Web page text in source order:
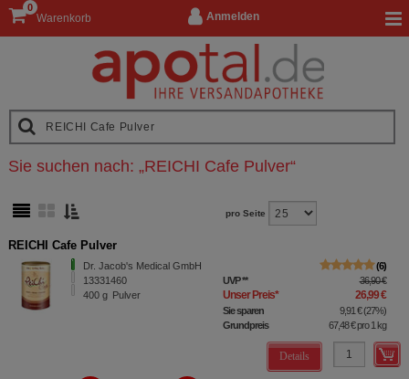
Anmelden
Warenkorb
0
Sie suchen nach: „REICHI Cafe Pulver“
pro Seite
REICHI Cafe Pulver
Dr. Jacob's Medical GmbH
13331460
400 g Pulver
6
UVP** 36,90 €
Unser Preis* 26,99 €
Sie sparen 9,91 €(27%)
Grundpreis
67,48 €pro 1 kg
Details